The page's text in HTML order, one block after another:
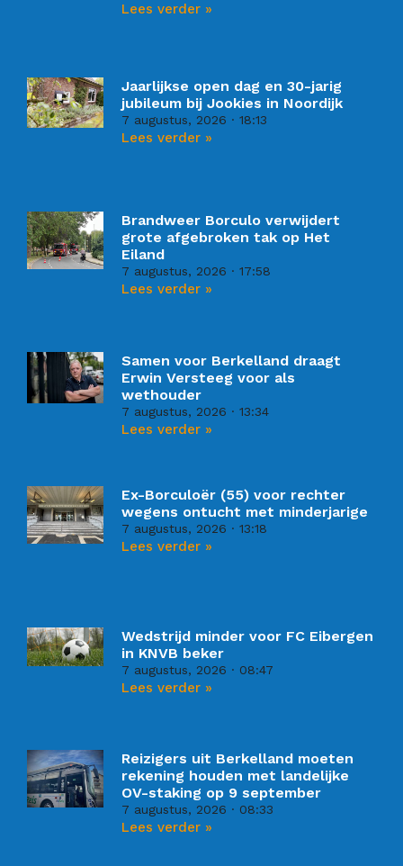
Lees verder »
Jaarlijkse open dag en 30-jarig
jubileum bij Jookies in Noordijk
7 augustus, 2026 18:13
Lees verder »
Brandweer Borculo verwijdert
grote afgebroken tak op Het
Eiland
7 augustus, 2026 17:58
Lees verder »
Samen voor Berkelland draagt
Erwin Versteeg voor als
wethouder
7 augustus, 2026 13:34
Lees verder »
Ex-Borculoër (55) voor rechter
wegens ontucht met minderjarige
7 augustus, 2026 13:18
Lees verder »
Wedstrijd minder voor FC Eibergen
in KNVB beker
7 augustus, 2026 08:47
Lees verder »
Reizigers uit Berkelland moeten
rekening houden met landelijke
OV-staking op 9 september
7 augustus, 2026 08:33
Lees verder »